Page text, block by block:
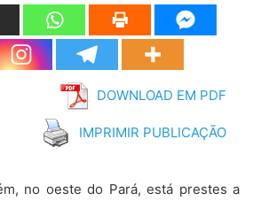
DOWNLOAD EM PDF
IMPRIMIR PUBLICAÇÃO
no oeste do Pará, está prestes a